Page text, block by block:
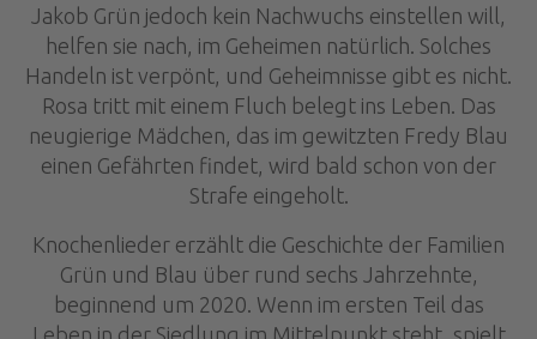
Jakob Grün jedoch kein Nachwuchs einstellen will,
helfen sie nach, im Geheimen natürlich. Solches
Handeln ist verpönt, und Geheimnisse gibt es nicht.
Rosa tritt mit einem Fluch belegt ins Leben. Das
neugierige Mädchen, das im gewitzten Fredy Blau
einen Gefährten findet, wird bald schon von der
Strafe eingeholt.
Knochenlieder erzählt die Geschichte der Familien
Grün und Blau über rund sechs Jahrzehnte,
beginnend um 2020. Wenn im ersten Teil das